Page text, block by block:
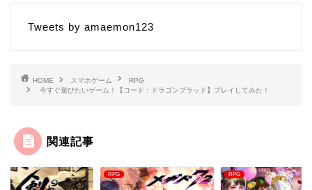
Tweets by amaemon123
HOME スマホゲーム
RPG
今すぐ遊びたいゲーム！【コード：ドラゴンブラッド】プレイしてみた！
関連記事
RPG RPG